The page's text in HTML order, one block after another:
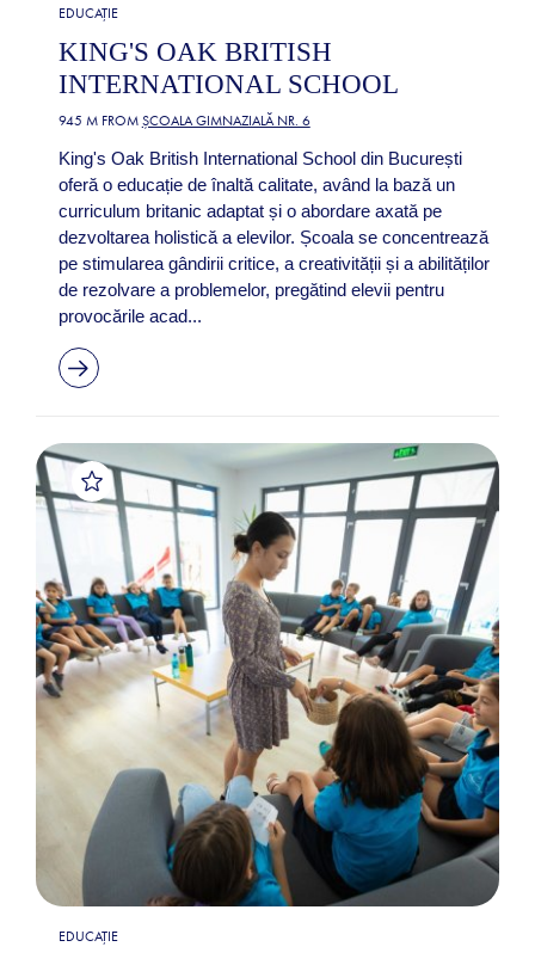
EDUCAȚIE
KING'S OAK BRITISH
INTERNATIONAL SCHOOL
945 M FROM ȘCOALA GIMNAZIALĂ NR. 6
King's Oak British International School din București
oferă o educație de înaltă calitate, având la bază un
curriculum britanic adaptat și o abordare axată pe
dezvoltarea holistică a elevilor. Școala se concentrează
pe stimularea gândirii critice, a creativității și a abilităților
de rezolvare a problemelor, pregătind elevii pentru
provocările acad...
EDUCAȚIE